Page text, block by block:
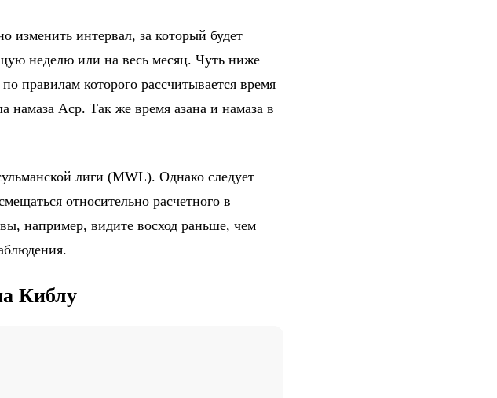
изменить интервал, за который будет
неделю или на весь месяц. Чуть ниже
правилам которого рассчитывается время
намаза Аср. Так же время азана и намаза в
лиги (MWL). Однако следует
относительно расчетного в
например, видите восход раньше, чем
Киблу